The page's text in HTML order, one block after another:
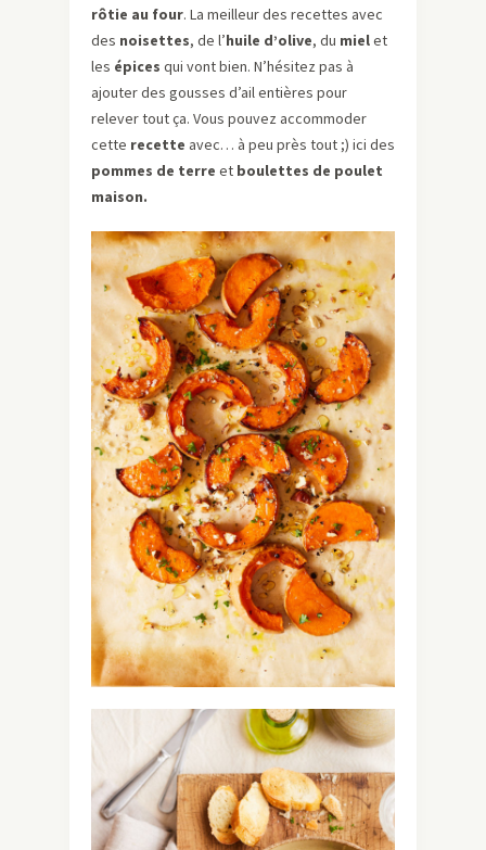
rôtie au four. La meilleur des recettes avec
des noisettes, de l’huile d’olive, du mielet
les épices qui vont bien. N’hésitez pas à
ajouter des gousses d’ail entières pour
relever tout ça. Vous pouvez accommoder
cette recette avec… à peu près tout ;) ici des
pommes de terre et boulettes de poulet
maison.